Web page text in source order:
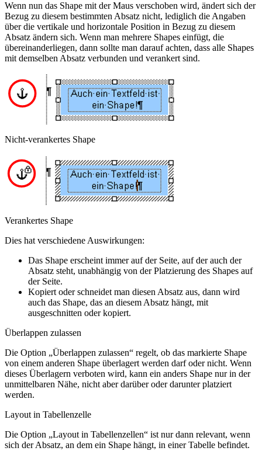
Wenn nun das Shape mit der Maus verschoben wird, ändert sich der
Bezug zu diesem bestimmten Absatz nicht, lediglich die Angaben
über die vertikale und horizontale Position in Bezug zu diesem
Absatz ändern sich. Wenn man mehrere Shapes einfügt, die
übereinanderliegen, dann sollte man darauf achten, dass alle Shapes
mit demselben Absatz verbunden und verankert sind.
Nicht-verankertes Shape
Verankertes Shape
Dies hat verschiedene Auswirkungen:
Das Shape erscheint immer auf der Seite, auf der auch der
Absatz steht, unabhängig von der Platzierung des Shapes auf
der Seite.
Kopiert oder schneidet man diesen Absatz aus, dann wird
auch das Shape, das an diesem Absatz hängt, mit
ausgeschnitten oder kopiert.
Überlappen zulassen
Die Option „Überlappen zulassen“ regelt, ob das markierte Shape
von einem anderen Shape überlagert werden darf oder nicht. Wenn
dieses Überlagern verboten wird, kann ein anders Shape nur in der
unmittelbaren Nähe, nicht aber darüber oder darunter platziert
werden.
Layout in Tabellenzelle
Die Option „Layout in Tabellenzellen“ ist nur dann relevant, wenn
sich der Absatz, an dem ein Shape hängt, in einer Tabelle befindet.